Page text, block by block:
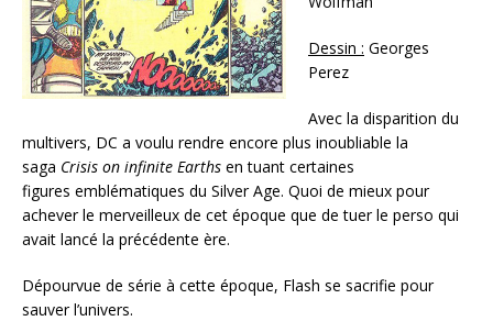
Dessin : Georges
Perez
Avec la disparition du
multivers, DC a voulu rendre encore plus inoubliable la
saga Crisis on infinite Earths en tuant certaines
figures emblématiques du Silver Age. Quoi de mieux pour
achever le merveilleux de cet époque que de tuer le perso qui
avait lancé la précédente ère.
Dépourvue de série à cette époque, Flash se sacrifie pour
sauver l’univers.